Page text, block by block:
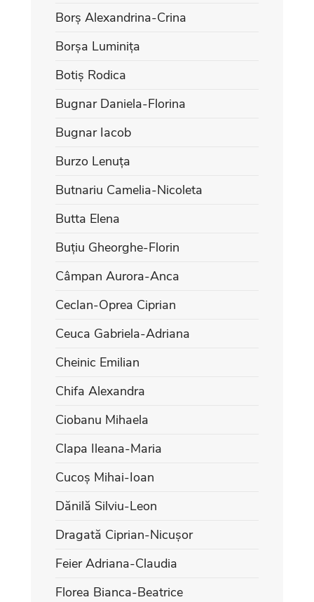
Borș Alexandrina-Crina
Borșa Luminița
Botiș Rodica
Bugnar Daniela-Florina
Bugnar Iacob
Burzo Lenuța
Butnariu Camelia-Nicoleta
Butta Elena
Buțiu Gheorghe-Florin
Câmpan Aurora-Anca
Ceclan-Oprea Ciprian
Ceuca Gabriela-Adriana
Cheinic Emilian
Chifa Alexandra
Ciobanu Mihaela
Clapa Ileana-Maria
Cucoș Mihai-Ioan
Dănilă Silviu-Leon
Dragată Ciprian-Nicușor
Feier Adriana-Claudia
Florea Bianca-Beatrice